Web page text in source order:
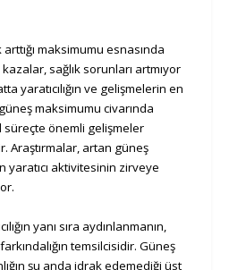
maksimumu esnasında
sağlık sorunları artmıyor
yaratıcılığın ve gelişmelerin en
maksimumu civarında
süreçte önemli gelişmeler
Araştırmalar, artan güneş
yaratıcı aktivitesinin zirveye
yanı sıra aydınlanmanın,
temsilcisidir. Güneş
şu anda idrak edemediği üst